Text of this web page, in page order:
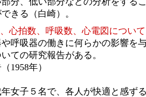
きる（白崎）。
心拍数、呼吸数、心電図について
呼吸器の働きに何らかの影響を
ての研究報告がある。
1958年）
女子５名で、各人が快適と感ず